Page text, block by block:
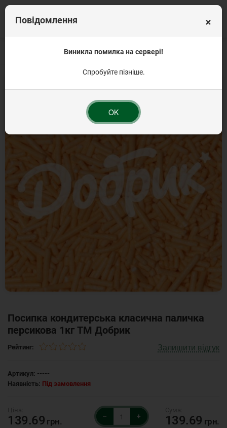
Кондитерська посипка на торт Посипка паличка
Посипка кондитерська класична паличка
персикова 1кг ТМ Добрик
Рейтинг: Залишити відгук
Артикул: -----
Наявність: Під замовлення
139.69 грн.
– + 139.69 грн.
×
Повідомлення
Виникла помилка на сервері!
Спробуйте пізніше.
OK